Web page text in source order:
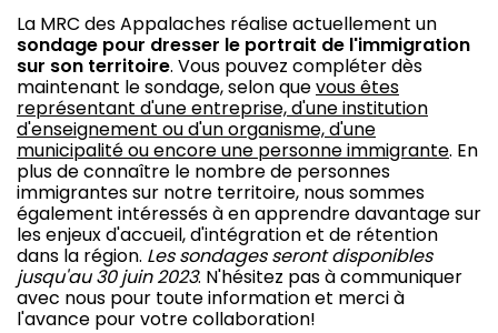
La MRC des Appalaches réalise actuellement un
sondage pour dresser le portrait de l'immigration
sur son territoire. Vous pouvez compléter dès
maintenant le sondage, selon quevous êtes
représentant d'une entreprise, d'une institution
d'enseignement ou d'un organisme, d'une
municipalité ou encore une personne immigrante. En
plus de connaître le nombre de personnes
immigrantes sur notre territoire, nous sommes
également intéressés à en apprendre davantage sur
les enjeux d'accueil, d'intégration et de rétention
dans la région. Les sondages seront disponibles
jusqu'au 30 juin 2023. N'hésitez pas à communiquer
avec nous pour toute information et merci à
l'avance pour votre collaboration!